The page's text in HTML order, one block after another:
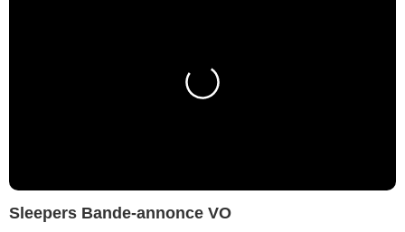
Sleepers Bande-annonce VO